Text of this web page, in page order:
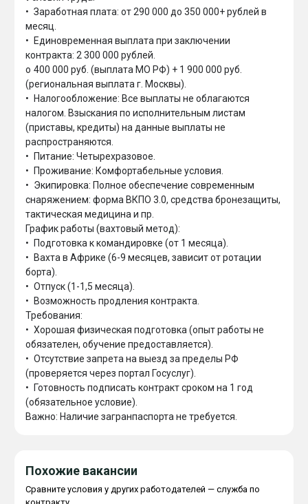
•	Заработная плата: от 290 000 до 350 000+ рублей в
месяц.
•	Единовременная выплата при заключении
контракта: 2 300 000 рублей.
o	400 000 руб. (выплата МО РФ) + 1 900 000 руб.
(региональная выплата г. Москвы).
•	Налогообложение: Все выплаты не облагаются
налогом. Взыскания по исполнительным листам
(приставы, кредиты) на данные выплаты не
распространяются.
•	Питание: Четырехразовое.
•	Проживание: Комфортабельные условия.
•	Экипировка: Полное обеспечение современным
снаряжением: форма ВКПО 3.0, средства бронезащиты,
тактическая медицина и пр.
График работы (вахтовый метод):
•	Подготовка к командировке (от 1 месяца).
•	Вахта в Африке (6-9 месяцев, зависит от ротации
борта).
•	Отпуск (1-1,5 месяца).
•	Возможность продления контракта.
Требования:
•	Хорошая физическая подготовка (опыт работы не
обязателен, обучение предоставляется).
•	Отсутствие запрета на выезд за пределы РФ
(проверяется через портал Госуслуг).
•	Готовность подписать контракт сроком на 1 год
(обязательное условие).
Похожие вакансии
Сравните условия у других работодателей — служба по